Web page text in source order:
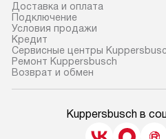
Доставка и оплата
Подключение
Условия продажи
Кредит
Сервисные центры
Ремонт Kuppersbusch
Возврат и обмен
Kuppersbusch в